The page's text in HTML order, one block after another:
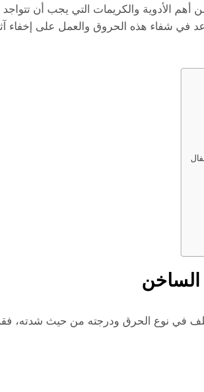
أهم الأدوية والكريمات التي يجب أن
في شفاء هذه الحروق والعمل على
الساخن
في نوع الحرق ودرجته من حيث شدته، فقد